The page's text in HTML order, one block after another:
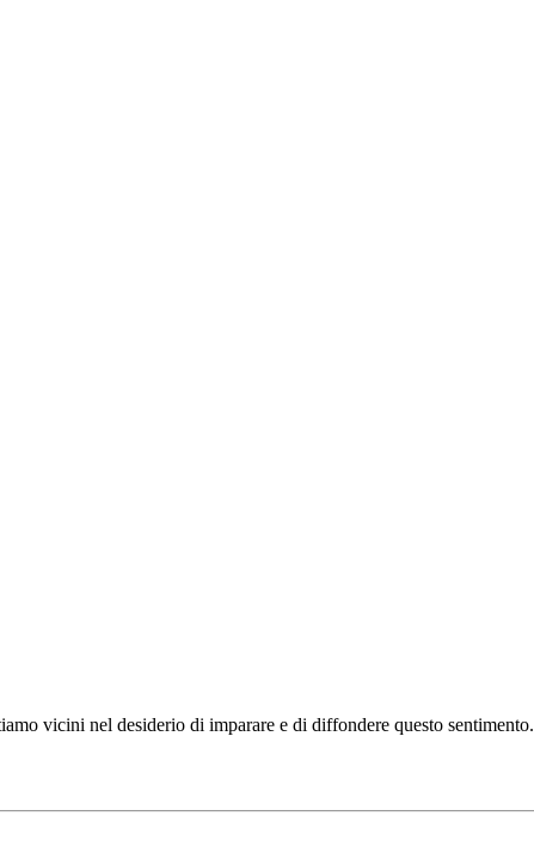
vicini nel desiderio di imparare e di diffondere questo sentimento.